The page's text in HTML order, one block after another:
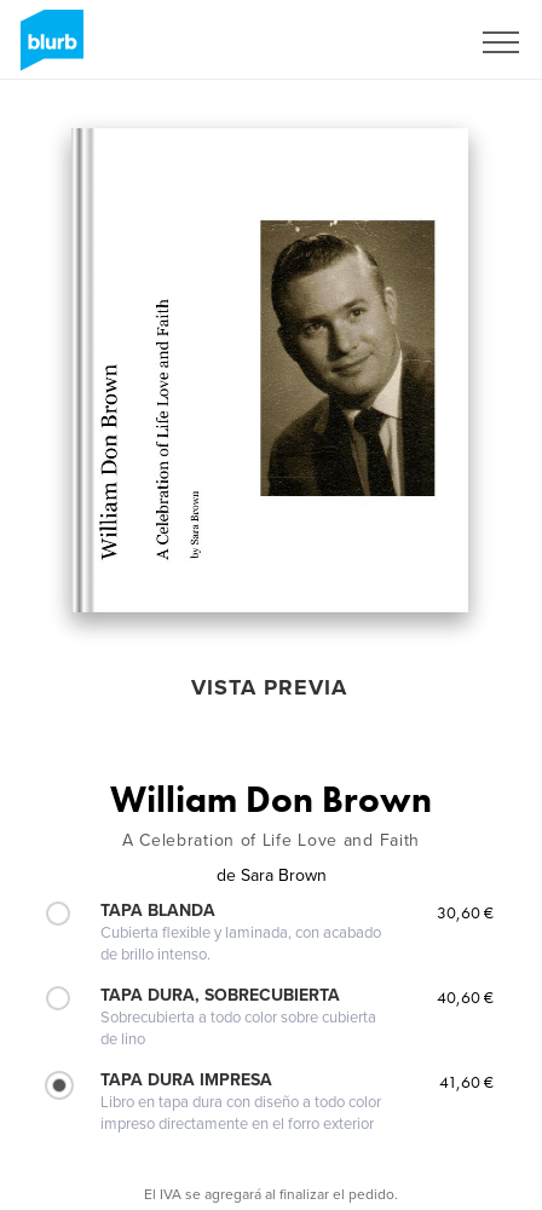
VISTA PREVIA
William Don Brown
A Celebration of Life Love and Faith
de Sara Brown
TAPA BLANDA
Cubierta flexible y laminada, con acabado
de brillo intenso.
30,60 €
TAPA DURA, SOBRECUBIERTA
Sobrecubierta a todo color sobre cubierta
de lino
40,60 €
TAPA DURA IMPRESA
Libro en tapa dura con diseño a todo color
impreso directamente en el forro exterior
41,60 €
El IVA se agregará al finalizar el pedido.